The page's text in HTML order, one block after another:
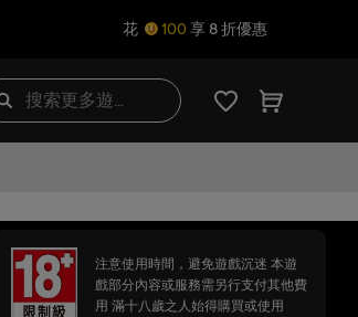
花 100 享 8 折優惠
注意使用時間，避免遊戲沉迷 本遊
戲部分內容或服務需另行支付其他費
用 滿十八歲之人始得購買或使用